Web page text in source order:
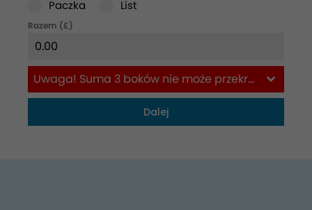
Paczka List
Razem (£)
Uwaga! Suma 3 boków nie może przekraczać 180cm
Dalej